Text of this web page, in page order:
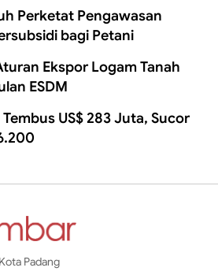
Perketat Pengawasan
bagi Petani
Ekspor Logam Tanah
ESDM
US$ 283 Juta, Sucor
Padang